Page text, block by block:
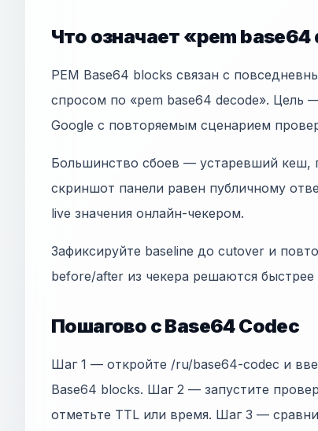
Что означает «pem
PEM Base64 blocks связан с
спросом по «pem base64 decode». Цель
Google с повторяемым сценарием
Большинство сбоев — устаревший кеш,
скриншот панели равен публичному
live значения онлайн-чекером.
Зафиксируйте baseline до cutover и
before/after из чекера решаются
Пошагово с Base64 Codec
Шаг 1 — откройте /ru/base64-codec и
Base64 blocks. Шаг 2 — запустите
отметьте TTL или время. Шаг 3 —